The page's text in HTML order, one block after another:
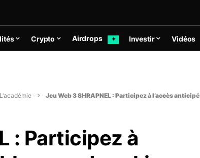
Crypto Airdrops ✦ Investir Vidéos
Jeu Web 3 SHRAPNEL : Participez à l’accès anticipé
: Participez à